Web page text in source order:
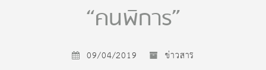
“คนพิการ”
09/04/2019 ข่าวสาร